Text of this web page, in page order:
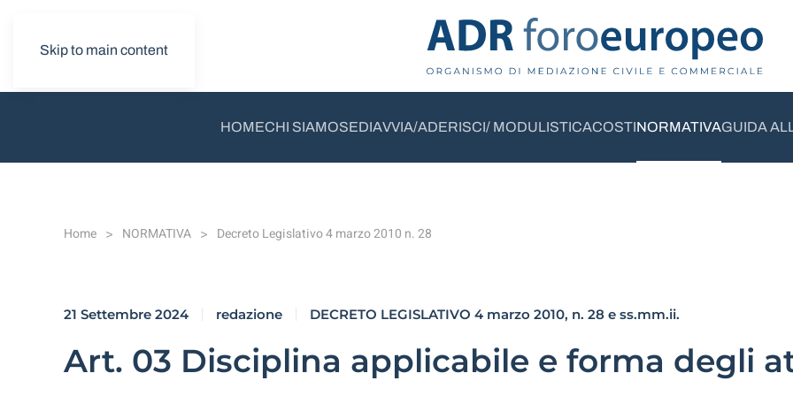
Skip to main content
HOMECHI SIAMOSEDIAVVIA/ADERISCI/ MODULISTICACOSTINORMATIVAGUIDA
Home NORMATIVA Decreto Legislativo 4 marzo 2010 n. 28
21 Settembre 2024 redazione DECRETO LEGISLATIVO 4 marzo 2010, n. 28 e ss.mm.ii.
Art. 03 Disciplina applicabile e forma degli